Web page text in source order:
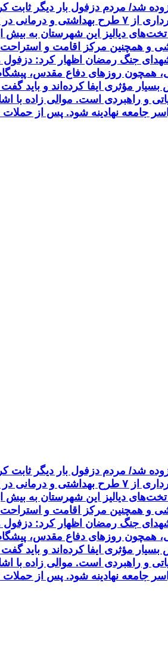
دزفول افزوده شد/ مردم دزفول بار
همچنین مرکز اقامت و استراحت
جنگ رمضان اظهار کرد:
همچون روزهای دفاع مقدس،
مؤثری ایفا کرده‌اند و
و راهبردی است. موالی زاده
جامعه نهادینه شود. پس از
دزفول افزوده شد/ مردم دزفول بار
همچنین مرکز اقامت و استراحت
جنگ رمضان اظهار کرد:
همچون روزهای دفاع مقدس،
مؤثری ایفا کرده‌اند و
و راهبردی است. موالی زاده
جامعه نهادینه شود. پس از